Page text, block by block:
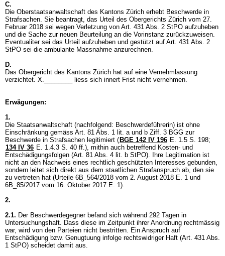
C.
Die Oberstaatsanwaltschaft des Kantons Zürich erhebt Beschwerde in
Strafsachen. Sie beantragt, das Urteil des Obergerichts Zürich vom 27.
Februar 2018 sei wegen Verletzung von Art. 431 Abs. 2 StPO aufzuheben
und die Sache zur neuen Beurteilung an die Vorinstanz zurückzuweisen.
Eventualiter sei das Urteil aufzuheben und gestützt auf Art. 431 Abs. 2
StPO sei die ambulante Massnahme anzurechnen.
D.
Das Obergericht des Kantons Zürich hat auf eine Vernehmlassung
verzichtet. X.________ liess sich innert Frist nicht vernehmen.
Erwägungen:
1.
Die Staatsanwaltschaft (nachfolgend: Beschwerdeführerin) ist ohne
Einschränkung gemäss Art. 81 Abs. 1 lit. a und b Ziff. 3 BGG zur
Beschwerde in Strafsachen legitimiert ( BGE 142 IV 196 E. 1.5 S. 198;
134 IV 36 E. 1.4.3 S. 40 ff.), mithin auch betreffend Kosten- und
Entschädigungsfolgen (Art. 81 Abs. 4 lit. b StPO). Ihre Legitimation ist
nicht an den Nachweis eines rechtlich geschützten Interesses gebunden,
sondern leitet sich direkt aus dem staatlichen Strafanspruch ab, den sie
zu vertreten hat (Urteile 6B_564/2018 vom 2. August 2018 E. 1 und
6B_85/2017 vom 16. Oktober 2017 E. 1).
2.
2.1. Der Beschwerdegegner befand sich während 292 Tagen in
Untersuchungshaft. Dass diese im Zeitpunkt ihrer Anordnung rechtmässig
war, wird von den Parteien nicht bestritten. Ein Anspruch auf
Entschädigung bzw. Genugtuung infolge rechtswidriger Haft (Art. 431 Abs.
1 StPO) scheidet damit aus.